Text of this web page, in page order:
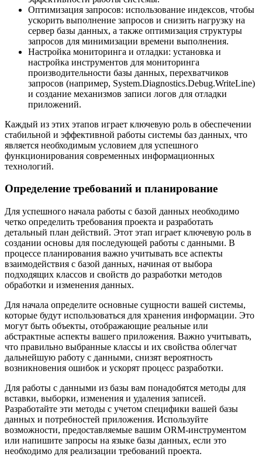
Оптимизация запросов: использование индексов, чтобы
ускорить выполнение запросов и снизить нагрузку на
сервер базы данных, а также оптимизация структуры
запросов для минимизации времени выполнения.
Настройка мониторинга и отладки: установка и
настройка инструментов для мониторинга
производительности базы данных, перехватчиков
запросов (например, System.Diagnostics.Debug.WriteLine)
и создание механизмов записи логов для отладки
приложений.
Каждый из этих этапов играет ключевую роль в обеспечении
стабильной и эффективной работы системы баз данных, что
является необходимым условием для успешного
функционирования современных информационных
технологий.
Определение требований и планирование
Для успешного начала работы с базой данных необходимо
четко определить требования проекта и разработать
детальный план действий. Этот этап играет ключевую роль в
создании основы для последующей работы с данными. В
процессе планирования важно учитывать все аспекты
взаимодействия с базой данных, начиная от выбора
подходящих классов и свойств до разработки методов
обработки и изменения данных.
Для начала определите основные сущности вашей системы,
которые будут использоваться для хранения информации. Это
могут быть объекты, отображающие реальные или
абстрактные аспекты вашего приложения. Важно учитывать,
что правильно выбранные классы и их свойства облегчат
дальнейшую работу с данными, снизят вероятность
возникновения ошибок и ускорят процесс разработки.
Для работы с данными из базы вам понадобятся методы для
вставки, выборки, изменения и удаления записей.
Разработайте эти методы с учетом специфики вашей базы
данных и потребностей приложения. Используйте
возможности, предоставляемые вашим ORM-инструментом
или напишите запросы на языке базы данных, если это
необходимо для реализации требований проекта.